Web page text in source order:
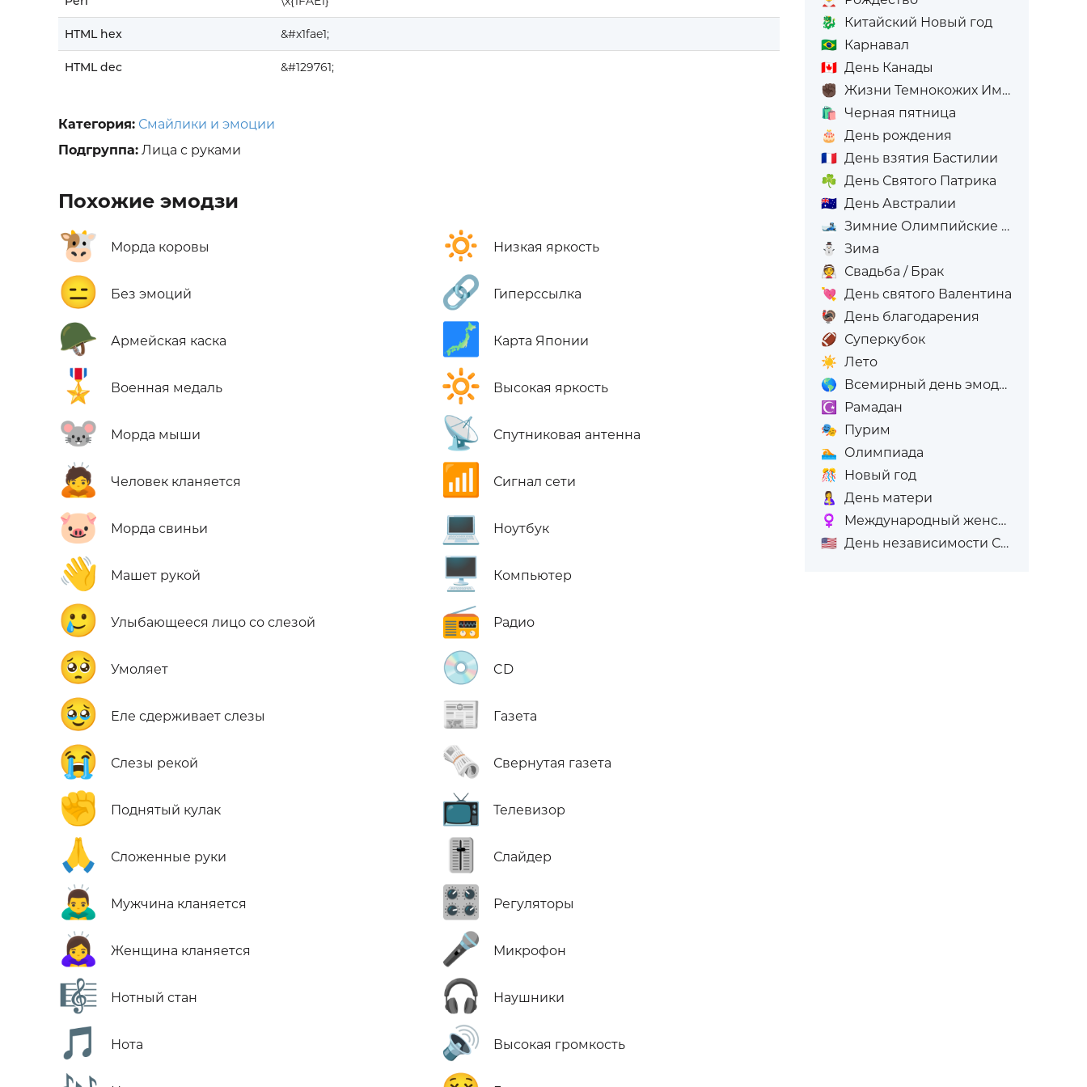
HTML hex &#x1fae1;
HTML dec &#129761;
Категория: Смайлики и эмоции
Подгруппа: Лица с руками
Похожие эмодзи
🐮 Морда коровы
😑 Без эмоций
🪖 Армейская каска
🎖️ Военная медаль
🐭 Морда мыши
🙇 Человек кланяется
🐷 Морда свиньи
👋 Машет рукой
🥲 Улыбающееся лицо со слезой
🥺 Умоляет
🥹 Еле сдерживает слезы
😭 Слезы рекой
✊ Поднятый кулак
🙏 Сложенные руки
🙇‍♂️ Мужчина кланяется
🙇‍♀️ Женщина кланяется
🎼 Нотный стан
🎵 Нота
🔅 Низкая яркость
🔗 Гиперссылка
🗾 Карта Японии
🔆 Высокая яркость
📡 Спутниковая антенна
📶 Сигнал сети
💻 Ноутбук
🖥️ Компьютер
📻 Радио
💿 CD
📰 Газета
🗞️ Свернутая газета
📺 Телевизор
🎚️ Слайдер
🎛️ Регуляторы
🎤 Микрофон
🎧 Наушники
🔊 Высокая громкость
🐉
Китайский Новый год
🇧🇷 Карнавал
🇨🇦 День Канады
✊🏿 Жизни Темнокожих Имеют Значение
🛍️
Черная пятница
🎂
День рождения
🇫🇷 День взятия Бастилии
☘️ День Святого Патрика
🇦🇺 День Австралии
🎿 Зимние Олимпийские игры
⛄
Зима
👰 Свадьба / Брак
💘 День святого Валентина
🦃 День благодарения
🏈 Суперкубок
☀️ Лето
🌎 Всемирный день эмодзи
☪️
Рамадан
🎭 Пурим
🏊 Олимпиада
🎊
Новый год
🤱
День матери
♀️
Международный женский день (8-е марта)
🇺🇸 День независимости США